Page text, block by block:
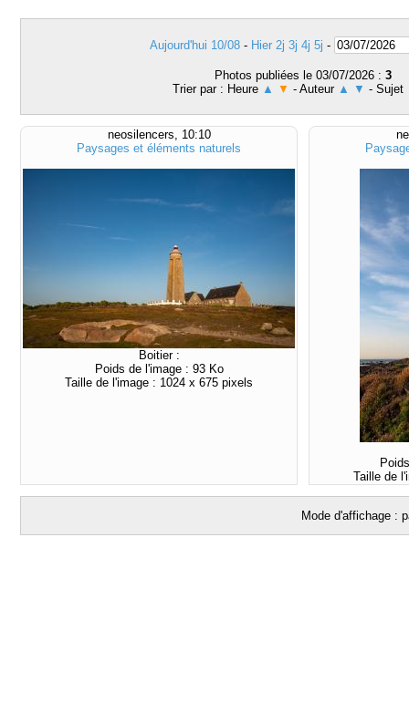
Aujourd'hui 10/08 - Hier 2j 3j 4j 5j -
Photos publiées le 03/07/2026 : 3
Trier par : Heure ▲ ▼ - Auteur ▲ ▼ - Sujet
neosilencers, 10:10
Paysages et éléments naturels
Boitier :
Poids de l'image : 93 Ko
Taille de l'image : 1024 x 675 pixels
Taille de
Mode d'affichage :